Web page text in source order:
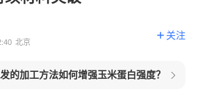
北京
关注
的加工方法如何增强玉米蛋白强度？